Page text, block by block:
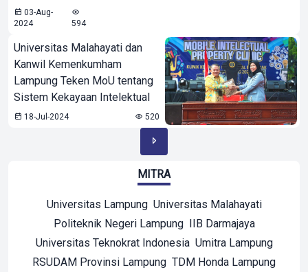
03-Aug-
2024
594
Universitas Malahayati dan
Kanwil Kemenkumham
Lampung Teken MoU tentang
Sistem Kekayaan Intelektual
18-Jul-2024 520
MITRA
Universitas Lampung Universitas Malahayati
Politeknik Negeri Lampung IIB Darmajaya
Universitas Teknokrat Indonesia Umitra Lampung
RSUDAM Provinsi Lampung TDM Honda Lampung